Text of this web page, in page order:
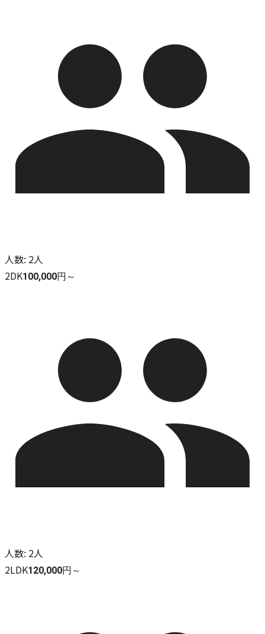
人数: 2人
2DK100,000円～
人数: 2人
2LDK120,000円～